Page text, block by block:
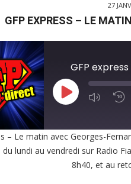
27
GFP EXPRESS – LE
GFP
Play
Episode
– Le matin avec Georges-
lundi au vendredi sur Radio
8h40, et au